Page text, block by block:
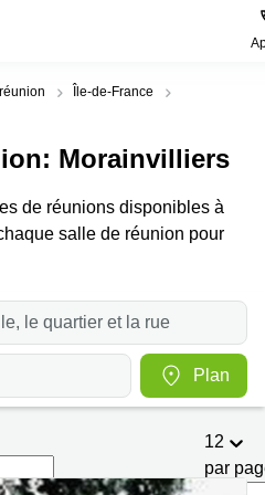
Île-de-France
: Morainvilliers
de réunions disponibles à
salle de réunion pour
Plan
12
par